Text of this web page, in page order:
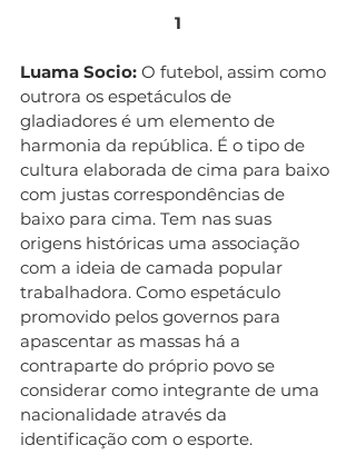
1
Luama Socio: O futebol, assim como
outrora os espetáculos de
gladiadores é um elemento de
harmonia da república. É o tipo de
cultura elaborada de cima para baixo
com justas correspondências de
baixo para cima. Tem nas suas
origens históricas uma associação
com a ideia de camada popular
trabalhadora. Como espetáculo
promovido pelos governos para
apascentar as massas há a
contraparte do próprio povo se
considerar como integrante de uma
nacionalidade através da
identificação com o esporte.